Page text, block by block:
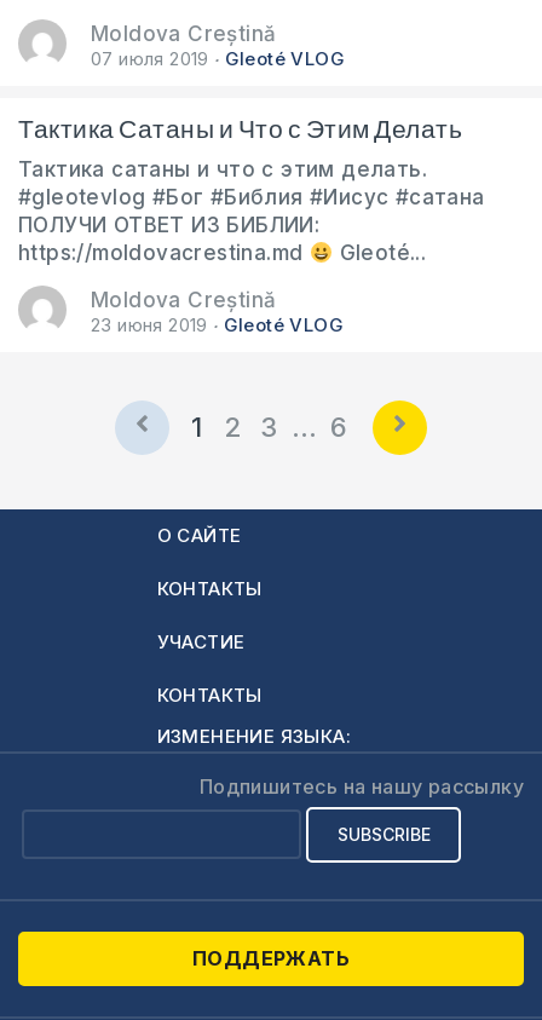
Moldova Creștină
07 июля 2019 Gleoté VLOG
Тактика Сатаны и Что с Этим Делать
Тактика сатаны и что с этим делать.
#gleotevlog #Бог #Библия #Иисус #сатана
ПОЛУЧИ ОТВЕТ ИЗ БИБЛИИ:
https://moldovacrestina.md
Gleoté...
Moldova Creștină
23 июня 2019 Gleoté VLOG
1 2 3 … 6
О САЙТЕ
КОНТАКТЫ
УЧАСТИЕ
КОНТАКТЫ
ИЗМЕНЕНИЕ ЯЗЫКА:
Подпишитесь на нашу рассылку
ПОДДЕРЖАТЬ